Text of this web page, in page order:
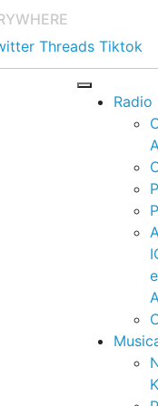
Threads Tiktok
Radio
e